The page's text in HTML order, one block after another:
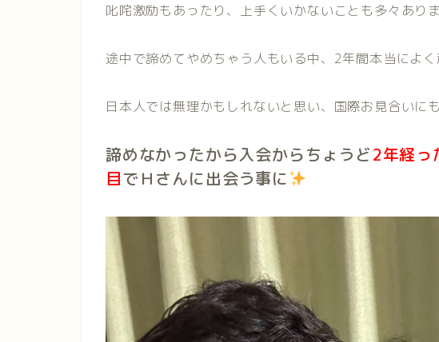
叱咤激励もあったり、上手くいかないことも多々ありま
途中で諦めてやめちゃう人もいる中、2年間本当によく
日本人では無理かもしれないと思い、国際お見合いに
諦めなかったから入会からちょうど2年経っ
目でＨさんに出会う事に